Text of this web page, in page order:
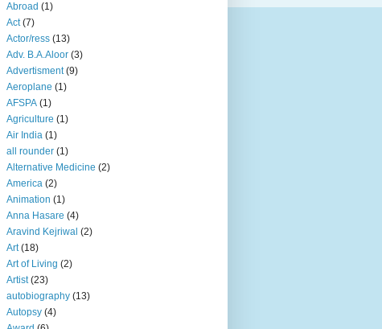
Abroad (1)
Act (7)
Actor/ress (13)
Adv. B.A.Aloor (3)
Advertisment (9)
Aeroplane (1)
AFSPA (1)
Agriculture (1)
Air India (1)
all rounder (1)
Alternative Medicine (2)
America (2)
Animation (1)
Anna Hasare (4)
Aravind Kejriwal (2)
Art (18)
Art of Living (2)
Artist (23)
autobiography (13)
Autopsy (4)